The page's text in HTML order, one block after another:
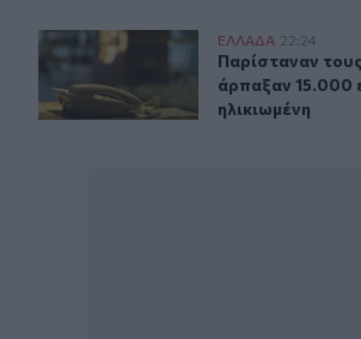
Καστοριά: Νέα τηλεφωνική απάτη με
ΕΛΛAΔΑ 22:24
Παρίσταναν
Παρίσταναν
άρπαξαν 15.000
ηλικιωμένη